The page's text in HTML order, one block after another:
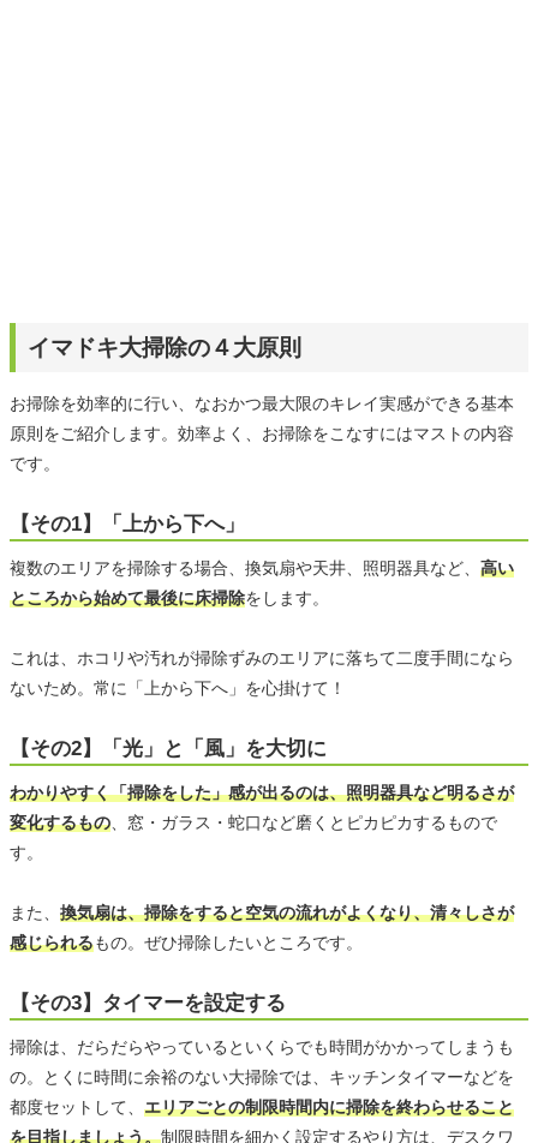
イマドキ大掃除の４大原則
お掃除を効率的に行い、なおかつ最大限のキレイ実感ができる基本
原則をご紹介します。効率よく、お掃除をこなすにはマストの内容
です。
【その1】「上から下へ」
複数のエリアを掃除する場合、換気扇や天井、照明器具など、 高い
ところから始めて最後に床掃除をします。
これは、ホコリや汚れが掃除ずみのエリアに落ちて二度手間になら
ないため。常に「上から下へ」を心掛けて！
【その2】「光」と「風」を大切に
わかりやすく「掃除をした」感が出るのは、照明器具など明るさが
変化するもの 、窓・ガラス・蛇口など磨くとピカピカするもので
す。
また、 換気扇は、掃除をすると空気の流れがよくなり、清々しさが
感じられるもの。ぜひ掃除したいところです。
【その3】タイマーを設定する
掃除は、だらだらやっているといくらでも時間がかかってしまうも
の。とくに時間に余裕のない大掃除では、キッチンタイマーなどを
都度セットして、 エリアごとの制限時間内に掃除を終わらせること
を目指しましょう。制限時間を細かく設定するやり方は、デスクワ